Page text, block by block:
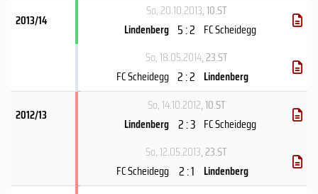
2013/14
So, 20.10.2013, 10.ST
Lindenberg 5 : 2 FC Scheidegg
So, 18.05.2014, 23.ST
FC Scheidegg 2 : 2 Lindenberg
2012/13
So, 14.10.2012, 10.ST
Lindenberg 2 : 3 FC Scheidegg
So, 12.05.2013, 23.ST
FC Scheidegg 2 : 1 Lindenberg